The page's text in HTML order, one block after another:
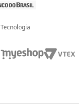
Tecnologia